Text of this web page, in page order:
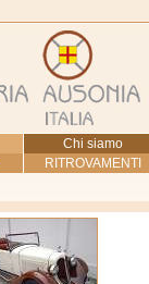
Chi siamo
RITROVAMENTI